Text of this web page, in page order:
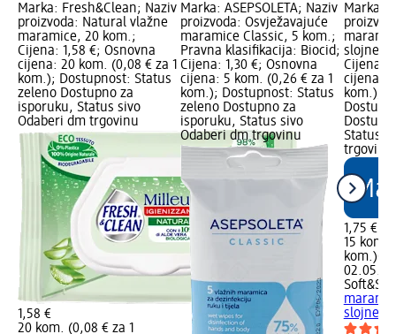
Marka: Fresh&Clean; Naziv
proizvoda: Natural vlažne
maramice, 20 kom.;
Cijena: 1,58 €; Osnovna
cijena: 20 kom. (0,08 € za 1
kom.); Dostupnost: Status
zeleno Dostupno za
isporuku, Status sivo
Odaberi dm trgovinu
1,58 €
20 kom. (0,08 € za 1
Marka: ASEPSOLETA; Naziv
proizvoda: Osvježavajuće
maramice Classic, 5 kom.;
Pravna klasifikacija: Biocid;
Cijena: 1,30 €; Osnovna
cijena: 5 kom. (0,26 € za 1
kom.); Dostupnost: Status
zeleno Dostupno za
isporuku, Status sivo
Odaberi dm trgovinu
Marka:
slojne,
Cijena:
cijena:
kom.);
Status
trgovinu
1,75 €
15 kom.
kom.)
slojne,